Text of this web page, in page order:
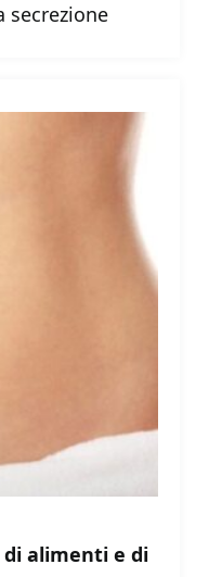
secrezione
di alimenti e di